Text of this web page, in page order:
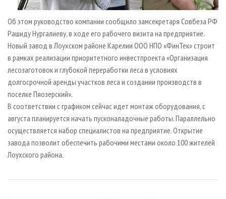
Об этом руководство компании сообщило замсекретаря Совбеза РФ
Рашиду Нургалиеву, в ходе его рабочего визита на предприятие.
Новый завод в Лоухском районе Карелии ООО НПО «ФинТек» строит
в рамках реализации приоритетного инвестпроекта «Организация
лесозаготовок и глубокой переработки леса в условиях
долгосрочной аренды участков леса и создании производств в
поселке Пяозерский».
В соответствии с графиком сейчас идет монтаж оборудования, с
августа планируется начать пусконаладочные работы. Параллельно
осуществляется набор специалистов на предприятие. Открытие
завода позволит обеспечить рабочими местами около 100 жителей
Лоухского района.